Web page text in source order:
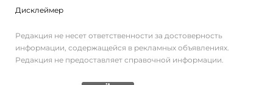
Дисклеймер
Редакция не несет ответственности за достоверность
информации, содержащейся в рекламных объявлениях.
Редакция не предоставляет справочной информации.